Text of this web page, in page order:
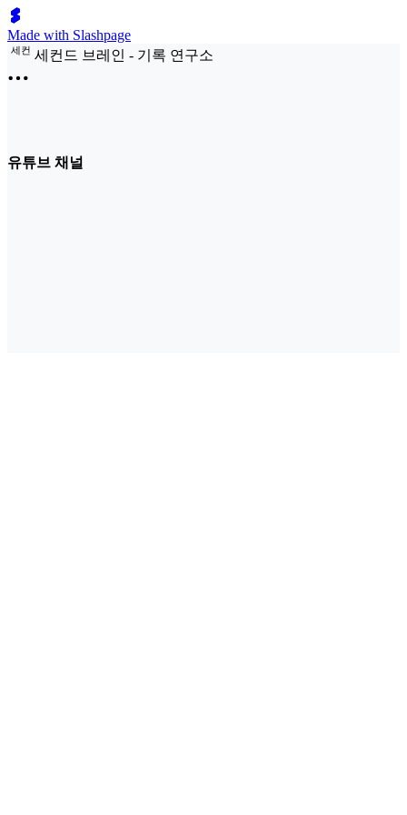
Made with Slashpage
세컨 세컨드 브레인 - 기록 연구소
유튜브 채널